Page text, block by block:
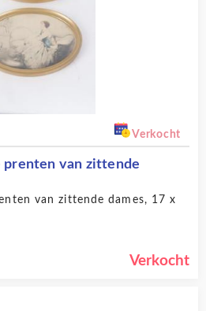
Verkocht
van zittende
van zittende dames, 17 x
Verkocht